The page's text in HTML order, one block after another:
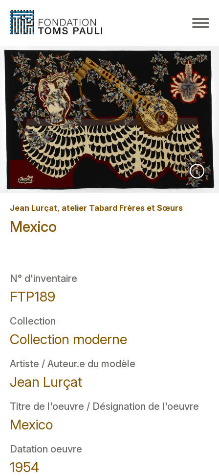
Jean Lurçat, atelier Tabard Frères et Sœurs
Mexico
N° d'inventaire
FTP189
Collection
Collection moderne
Artiste / Auteur.e du modèle
Jean Lurçat
Titre de l'oeuvre / Désignation de l'oeuvre
Mexico
Datation oeuvre
1954